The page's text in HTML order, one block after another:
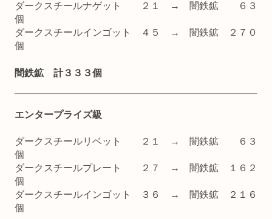
ダークスチールナゲット ２１ → 闇鉄鉱 ６３
個
ダークスチールインゴット ４５ → 闇鉄鉱 ２７０
個
闇鉄鉱 計３３３個
エンタープライズ級
ダークスチールリベット ２１ → 闇鉄鉱 ６３
個
ダークスチールプレート ２７ → 闇鉄鉱 １６２
個
ダークスチールインゴット ３６ → 闇鉄鉱 ２１６
個